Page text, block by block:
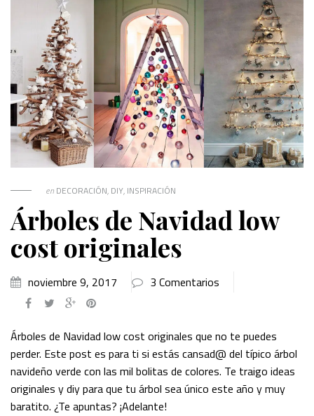
en DECORACIÓN, DIY, INSPIRACIÓN
Árboles de Navidad low
cost originales
noviembre 9, 2017 3 Comentarios
Árboles de Navidad low cost originales que no te puedes
perder. Este post es para ti si estás cansad@ del típico árbol
navideño verde con las mil bolitas de colores. Te traigo ideas
originales y diy para que tu árbol sea único este año y muy
baratito. ¿Te apuntas? ¡Adelante!